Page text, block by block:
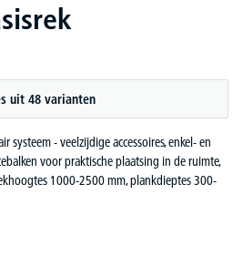
uit 48 varianten
systeem - veelzijdige accessoires, enkel- en
voor praktische plaatsing in de ruimte,
1000-2500 mm, plankdieptes 300-